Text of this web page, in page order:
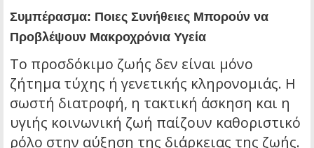
Συμπέρασμα: Ποιες Συνήθειες Μπορούν να
Προβλέψουν Μακροχρόνια Υγεία
Το προσδόκιμο ζωής δεν είναι μόνο
ζήτημα τύχης ή γενετικής κληρονομιάς. Η
σωστή διατροφή, η τακτική άσκηση και η
υγιής κοινωνική ζωή παίζουν καθοριστικό
ρόλο στην αύξηση της διάρκειας της ζωής.